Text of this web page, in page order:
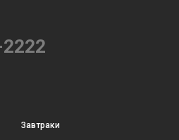
Завтраки